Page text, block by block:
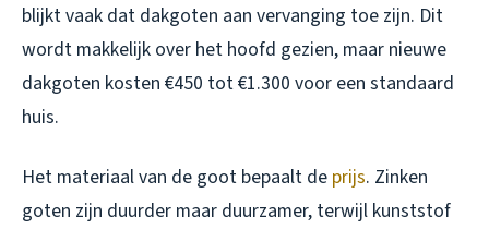
blijkt vaak dat dakgoten aan vervanging toe zijn. Dit
wordt makkelijk over het hoofd gezien, maar nieuwe
dakgoten kosten €450 tot €1.300 voor een standaard
huis.
Het materiaal van de goot bepaalt de prijs. Zinken
goten zijn duurder maar duurzamer, terwijl kunststof